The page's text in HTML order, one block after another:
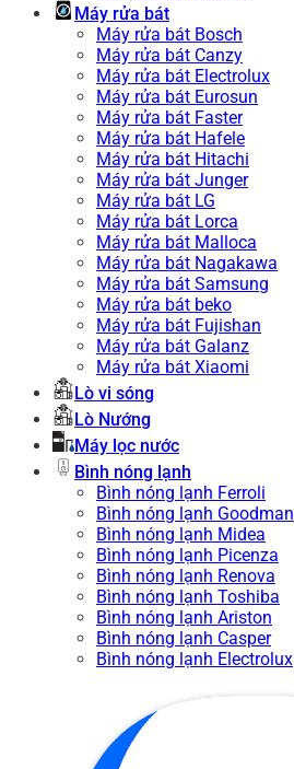
Máy rửa bát
Máy rửa bát Bosch
Máy rửa bát Canzy
Máy rửa bát Electrolux
Máy rửa bát Eurosun
Máy rửa bát Faster
Máy rửa bát Hafele
Máy rửa bát Hitachi
Máy rửa bát Junger
Máy rửa bát LG
Máy rửa bát Lorca
Máy rửa bát Malloca
Máy rửa bát Nagakawa
Máy rửa bát Samsung
Máy rửa bát beko
Máy rửa bát Fujishan
Máy rửa bát Galanz
Máy rửa bát Xiaomi
Lò vi sóng
Lò Nướng
Máy lọc nước
Bình nóng lạnh
Bình nóng lạnh Ferroli
Bình nóng lạnh Goodman
Bình nóng lạnh Midea
Bình nóng lạnh Picenza
Bình nóng lạnh Renova
Bình nóng lạnh Toshiba
Bình nóng lạnh Ariston
Bình nóng lạnh Casper
Bình nóng lạnh Electrolux